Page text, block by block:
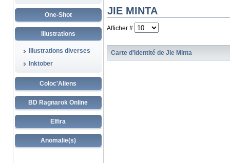
One-Shot
Illustrations
Illustrations diverses
Inktober
Coloc'Aliens
BD Ragnarok Online
Elfira
Anomalie(s)
JIE MINTA
Afficher #
Carte d'identité de Jie Minta